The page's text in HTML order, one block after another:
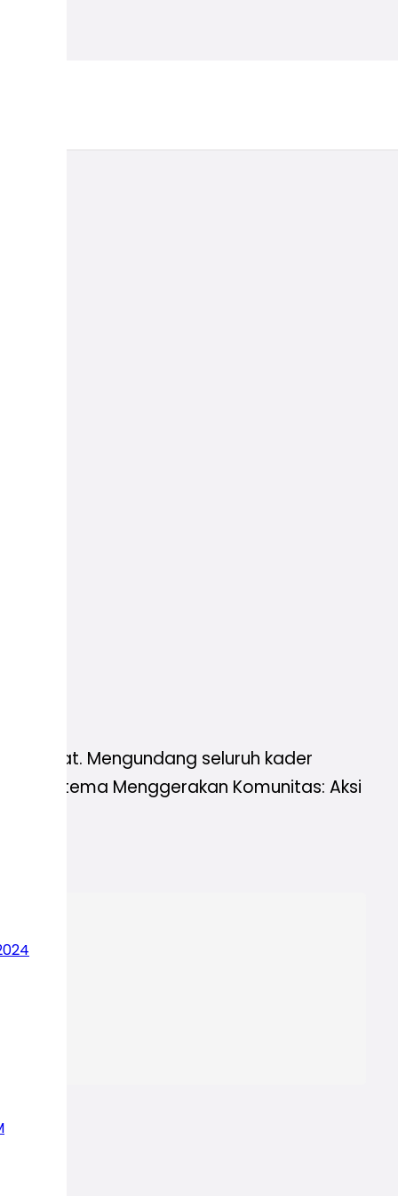
Barat. Mengundang seluruh kader
tema Menggerakan Komunitas: Aksi